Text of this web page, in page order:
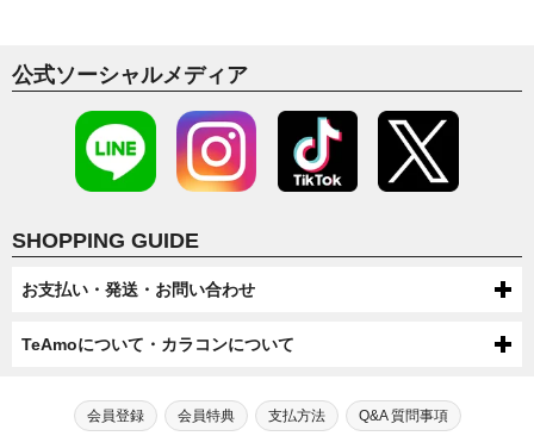
公式ソーシャルメディア
SHOPPING GUIDE
お支払い・発送・お問い合わせ
●配送方法
送料について
TeAmoについて・カラコンについて
第一種医療機器販売業許可及び高度管理医療機器販売業許可を取得してい
芸能人・モデルが愛用！
会員登録 会員特典 支払方法 Q&A 質問事項